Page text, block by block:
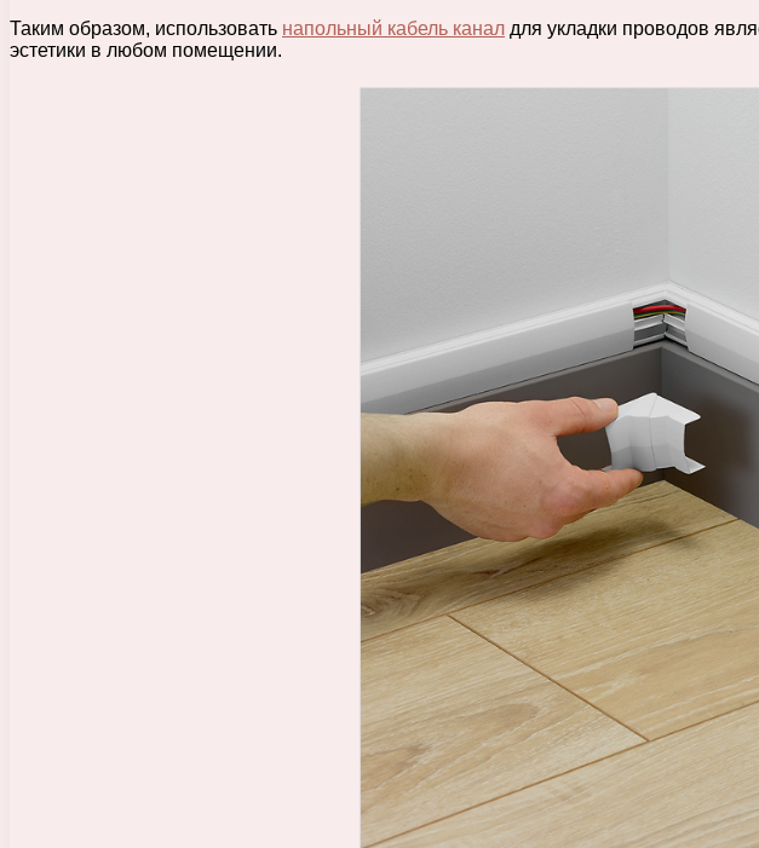
Таким образом, использовать напольный кабель канал для укладки проводов
эстетики в любом помещении.